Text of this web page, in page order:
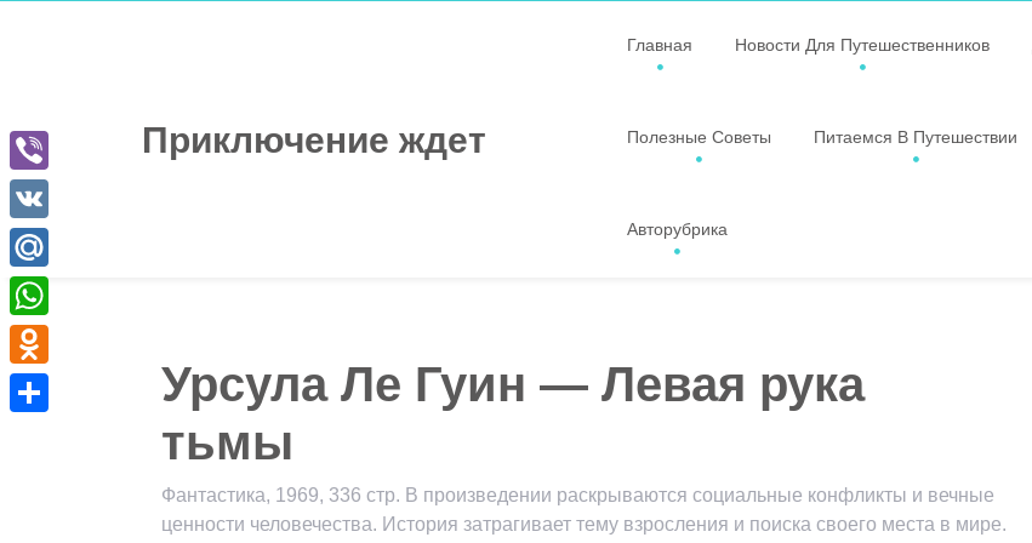
Приключение ждет
Главная Новости Для Путешественников
Полезные Советы Питаемся В Путешествии
Авторубрика
Урсула Ле Гуин — Левая рука
тьмы
Фантастика, 1969, 336 стр. В произведении раскрываются социальные конфликты и вечные
ценности человечества. История затрагивает тему взросления и поиска своего места в мире.
Viber
VK
Mail.Ru
WhatsApp
Odnoklassniki